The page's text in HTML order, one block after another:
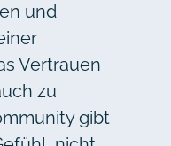
und
Vertrauen
zu
gibt